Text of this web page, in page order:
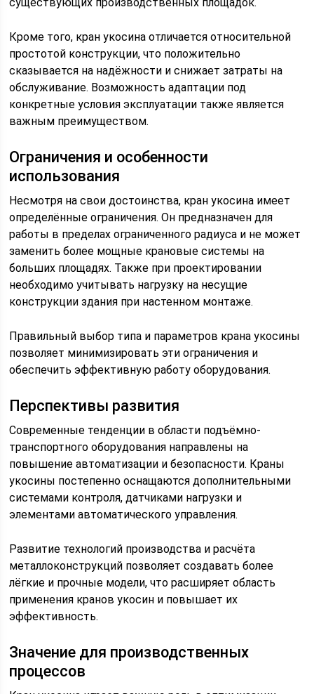
Кроме того, кран укосина отличается относительной
простотой конструкции, что положительно
сказывается на надёжности и снижает затраты на
обслуживание. Возможность адаптации под
конкретные условия эксплуатации также является
важным преимуществом.
Ограничения и особенности
использования
Несмотря на свои достоинства, кран укосина имеет
определённые ограничения. Он предназначен для
работы в пределах ограниченного радиуса и не может
заменить более мощные крановые системы на
больших площадях. Также при проектировании
необходимо учитывать нагрузку на несущие
конструкции здания при настенном монтаже.
Правильный выбор типа и параметров крана укосины
позволяет минимизировать эти ограничения и
обеспечить эффективную работу оборудования.
Перспективы развития
Современные тенденции в области подъёмно-
транспортного оборудования направлены на
повышение автоматизации и безопасности. Краны
укосины постепенно оснащаются дополнительными
системами контроля, датчиками нагрузки и
элементами автоматического управления.
Развитие технологий производства и расчёта
металлоконструкций позволяет создавать более
лёгкие и прочные модели, что расширяет область
применения кранов укосин и повышает их
эффективность.
Значение для производственных
процессов